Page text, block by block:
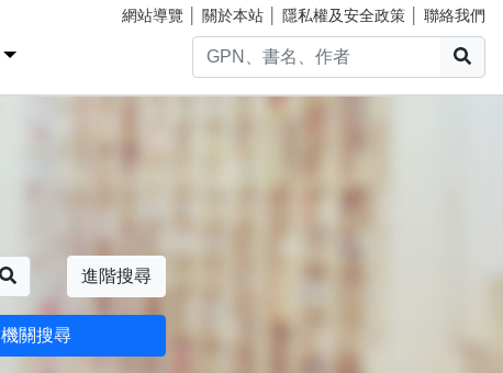
網站導覽 關於本站 隱私權及安全政策 聯絡我們
進階搜尋
機關搜尋